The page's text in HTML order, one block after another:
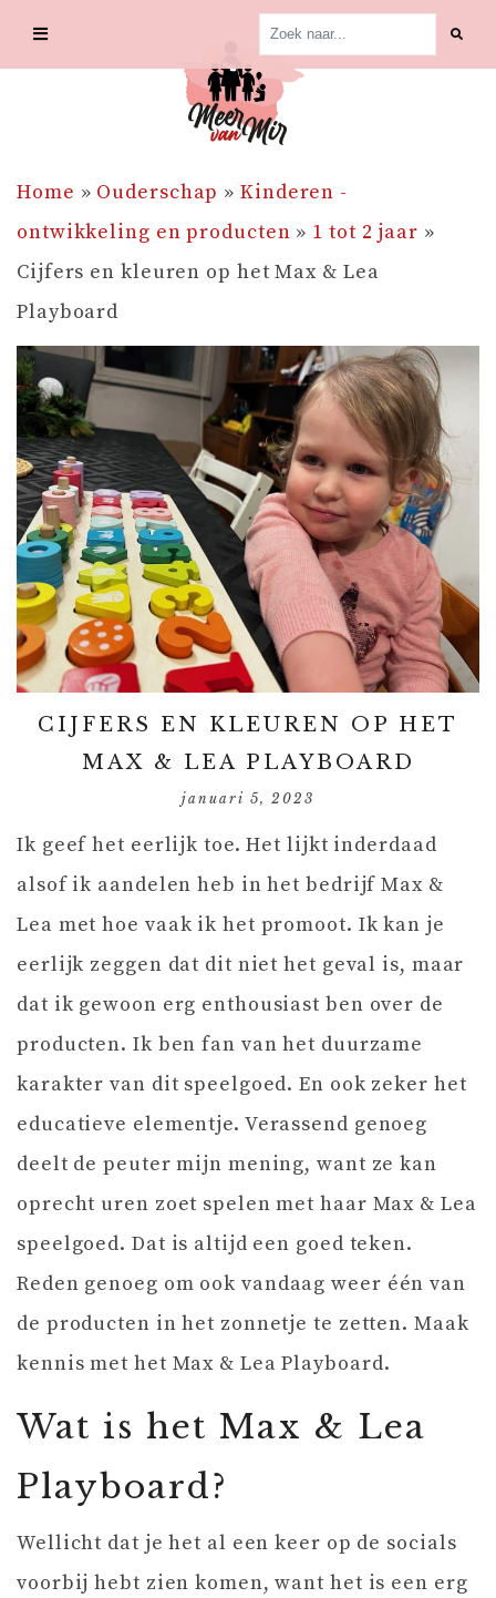
Home » Ouderschap »Kinderen -
ontwikkeling en producten » 1 tot 2 jaar »
Cijfers en kleuren op het Max & Lea
Playboard
CIJFERS EN KLEUREN OP HET
MAX & LEA PLAYBOARD
januari 5, 2023
Ik geef het eerlijk toe. Het lijkt inderdaad
alsof ik aandelen heb in het bedrijf Max &
Lea met hoe vaak ik het promoot. Ik kan je
eerlijk zeggen dat dit niet het geval is, maar
dat ik gewoon erg enthousiast ben over de
producten. Ik ben fan van het duurzame
karakter van dit speelgoed. En ook zeker het
educatieve elementje. Verassend genoeg
deelt de peuter mijn mening, want ze kan
oprecht uren zoet spelen met haar Max & Lea
speelgoed. Dat is altijd een goed teken.
Reden genoeg om ook vandaag weer één van
de producten in het zonnetje te zetten. Maak
kennis met het Max & Lea Playboard.
Wat is het Max & Lea
Playboard?
Wellicht dat je het al een keer op de socials
voorbij hebt zien komen, want het is een erg